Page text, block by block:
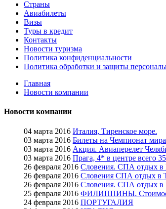
Страны
Авиабилеты
Визы
Туры в кредит
Контакты
Новости туризма
Политика конфиденциальности
Политика обработки и защиты
Главная
Новости компании
Новости компании
04 марта 2016 Италия, Тиренское море.
03 марта 2016 Билеты на Чемпионат
03 марта 2016 Акция. Авиаперелет
03 марта 2016 Прага, 4* в центре всего
26 февраля 2016 Словения. СПА отдых в
26 февраля 2016 Словения СПА отдых в
26 февраля 2016 Словения. СПА отдых в
25 февраля 2016 ФИЛИППИНЫ. Стоимость
24 февраля 2016 ПОРТУГАЛИЯ